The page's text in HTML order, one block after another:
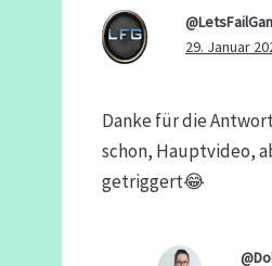
29. Januar
Danke für die
schon, Hauptvideo,
getriggert😂